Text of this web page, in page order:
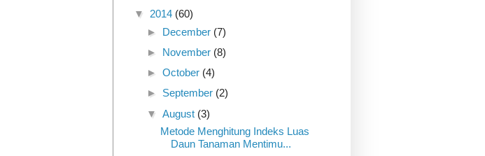
▼ 2014 (60)
► December (7)
► November (8)
► October (4)
► September (2)
▼ August (3)
Metode Menghitung Indeks Luas
Daun Tanaman Mentimu...